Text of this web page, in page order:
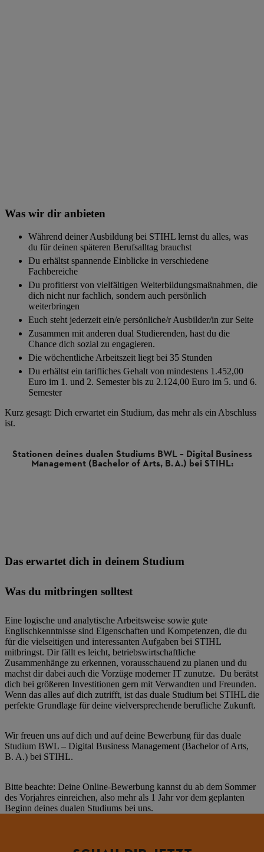
Was wir dir anbieten
Während deiner Ausbildung bei STIHL lernst du alles, was
du für deinen späteren Berufsalltag brauchst
Du erhältst spannende Einblicke in verschiedene
Fachbereiche
Du profitierst von vielfältigen Weiterbildungsmaßnahmen, die
dich nicht nur fachlich, sondern auch persönlich
weiterbringen
Euch steht jederzeit ein/e persönliche/r Ausbilder/in zur Seite
Zusammen mit anderen dual Studierenden, hast du die
Chance dich sozial zu engagieren.
Die wöchentliche Arbeitszeit liegt bei 35 Stunden
Du erhältst ein tarifliches Gehalt von mindestens 1.452,00
Euro im 1. und 2. Semester bis zu 2.124,00 Euro im 5. und 6.
Semester
Kurz gesagt: Dich erwartet ein Studium, das mehr als ein Abschluss
ist.
Stationen deines dualen Studiums BWL – Digital Business
Management (Bachelor of Arts, B. A.) bei STIHL:
Das erwartet dich in deinem Studium
Was du mitbringen solltest
Eine logische und analytische Arbeitsweise sowie gute
Englischkenntnisse sind Eigenschaften und Kompetenzen, die du
für die vielseitigen und interessanten Aufgaben bei STIHL
mitbringst. Dir fällt es leicht, betriebswirtschaftliche
Zusammenhänge zu erkennen, vorausschauend zu planen und du
machst dir dabei auch die Vorzüge moderner IT zunutze. Du berätst
dich bei größeren Investitionen gern mit Verwandten und Freunden.
Wenn das alles auf dich zutrifft, ist das duale Studium bei STIHL die
perfekte Grundlage für deine vielversprechende berufliche Zukunft.
Wir freuen uns auf dich und auf deine Bewerbung für das duale
Studium BWL – Digital Business Management (Bachelor of Arts,
B. A.) bei STIHL.
Bitte beachte: Deine Online-Bewerbung kannst du ab dem Sommer
des Vorjahres einreichen, also mehr als 1 Jahr vor dem geplanten
Beginn deines dualen Studiums bei uns.